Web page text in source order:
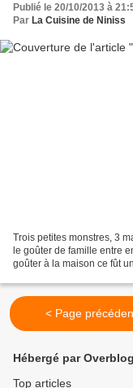
Publié le 20/10/2013 à
Par La Cuisine de Niniss
Trois petites monstres, 3
le goûter de famille entre
goûter à la maison ce fût
< Page
Hébergé par Overblog
Top articles